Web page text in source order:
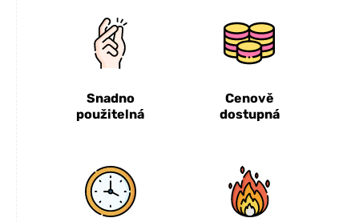
Snadno
použitelná
Cenově
dostupná